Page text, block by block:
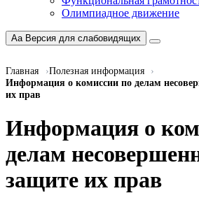
Олимпиадное движение
Aa Версия для слабовидящих
Главная
Полезная информация
Информация о комиссии по делам
их прав
Информация о
делам
защите их прав